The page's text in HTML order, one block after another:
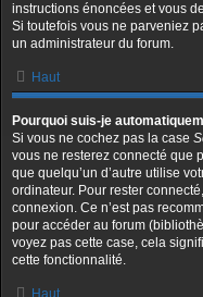
instructions énoncées et vous
Si toutefois vous ne parveniez
un administrateur du forum.
Haut
Pourquoi suis-je
Si vous ne cochez pas la case
vous ne resterez connecté que
que quelqu’un d’autre utilise
ordinateur. Pour rester
connexion. Ce n’est pas
pour accéder au forum
voyez pas cette case, cela
cette fonctionnalité.
Haut